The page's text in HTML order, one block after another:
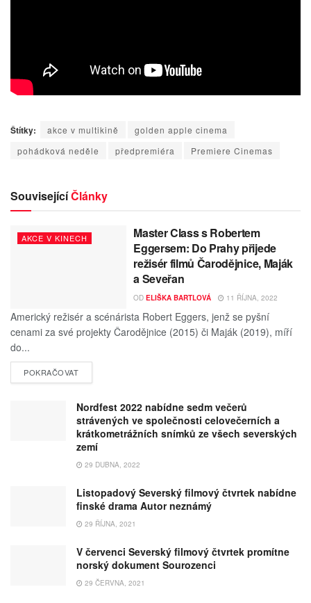
Štítky: akce v multikině
golden apple cinema
pohádková neděle
předpremiéra Premiere Cinemas
SouvisejícíČlánky
AKCE V KINECH
Master Class s Robertem
Eggersem: Do Prahy přijede
režisér filmů Čarodějnice, Maják
a Seveřan
OD ELIŠKA BARTLOVÁ 11 ŘÍJNA, 2022
Americký režisér a scénárista Robert Eggers, jenž se pyšní
cenami za své projekty Čarodějnice (2015) či Maják (2019), míří
do...
POKRAČOVAT
Nordfest 2022 nabídne sedm večerů
strávených ve společnosti celovečerních a
krátkometrážních snímků ze všech severských
zemí
29 DUBNA, 2022
Listopadový Severský filmový čtvrtek nabídne
finské drama Autor neznámý
29 ŘÍJNA, 2021
V červenci Severský filmový čtvrtek promítne
norský dokument Sourozenci
29 ČERVNA, 2021